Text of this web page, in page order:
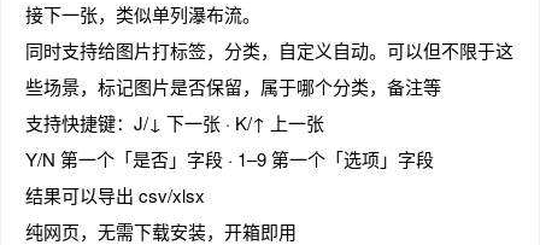
接下一张，类似单列瀑布流。
同时支持给图片打标签，分类，自定义自动。可以但不限于这
些场景，标记图片是否保留，属于哪个分类，备注等
支持快捷键：J/↓ 下一张 · K/↑ 上一张
Y/N 第一个「是否」字段 · 1–9 第一个「选项」字段
结果可以导出 csv/xlsx
纯网页，无需下载安装，开箱即用